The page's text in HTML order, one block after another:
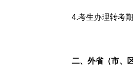
4.考生办理转考
二、外省（市、